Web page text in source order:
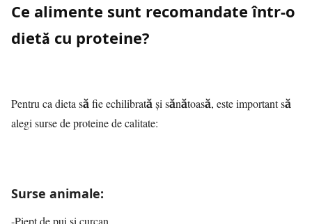
Ce alimente sunt recomandate într-o
dietă cu proteine?
Pentru ca dieta să fie echilibrată și sănătoasă, este important să
alegi surse de proteine de calitate:
Surse animale:
-Piept de pui și curcan